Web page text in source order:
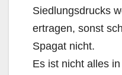
Siedlungsdrucks
ertragen, sonst
Spagat nicht.
Es ist nicht alles